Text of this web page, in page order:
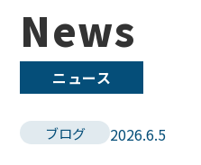
News
ニュース
ブログ 2026.6.5